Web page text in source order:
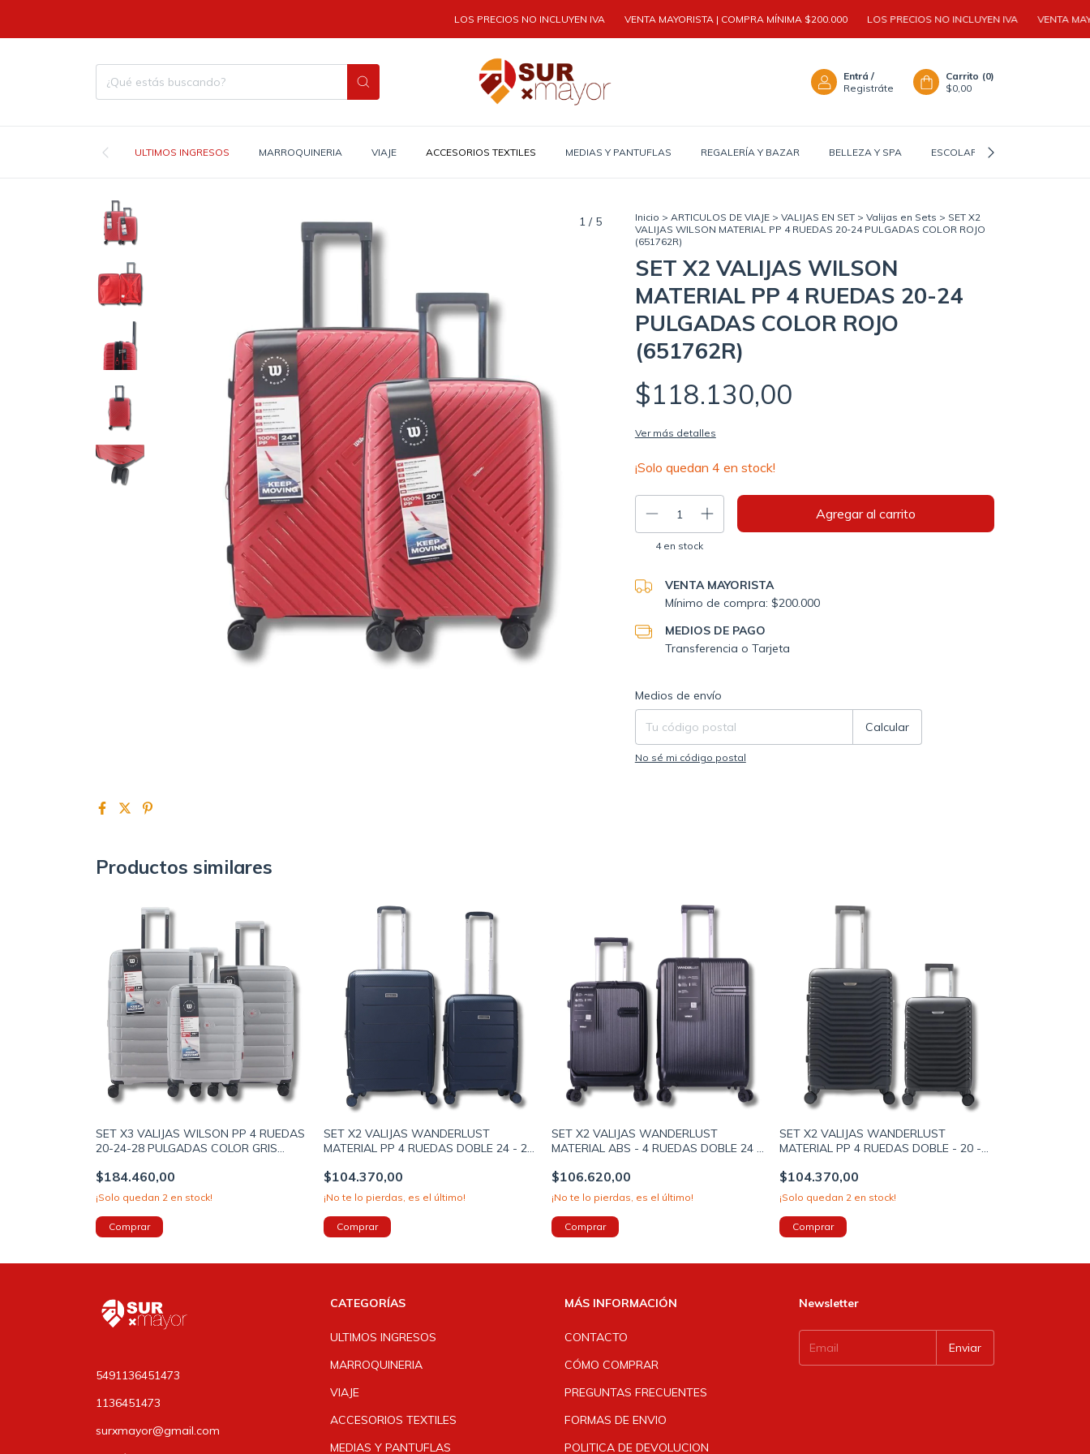
LOS PRECIOS NO INCLUYEN IVA VENTA MAYORISTA | COMPRA MÍNIMA $200.000 LOS PRECIOS NO INCLUYEN IVA VENTA
Entrá /
Registráte
Carrito (0)
$0,00
ULTIMOS INGRESOS MARROQUINERIA VIAJE ACCESORIOS TEXTILES MEDIAS Y PANTUFLAS REGALERÍA Y BAZAR BELLEZA Y SPA ESCOLAR Y TEEN
1/ 5 Inicio > ARTICULOS DE VIAJE > VALIJAS EN SET > Valijas en Sets > SET X2
VALIJAS WILSON MATERIAL PP 4 RUEDAS 20-24 PULGADAS COLOR ROJO
(651762R)
SET X2 VALIJAS WILSON
MATERIAL PP 4 RUEDAS 20-24
PULGADAS COLOR ROJO
(651762R)
$118.130,00
Ver más detalles
¡Solo quedan 4 en stock!
4en stock
VENTA MAYORISTA
Mínimo de compra: $200.000
MEDIOS DE PAGO
Transferencia o Tarjeta
Entregas para el CP:
Medios de envío
Calcular
No sé mi código postal
Productos similares
SET X3 VALIJAS WILSON PP 4 RUEDAS
20-24-28 PULGADAS COLOR GRIS
$184.460,00
¡Solo quedan 2 en stock!
SET X2 VALIJAS WANDERLUST
MATERIAL PP 4 RUEDAS DOBLE 24 - 20
$104.370,00
¡No te lo pierdas, es el último!
SET X2 VALIJAS WANDERLUST
MATERIAL ABS - 4 RUEDAS DOBLE 24 -
$106.620,00
¡No te lo pierdas, es el último!
SET X2 VALIJAS WANDERLUST
MATERIAL PP 4 RUEDAS DOBLE - 20 -
(39728)
$104.370,00
¡Solo quedan 2 en stock!
5491136451473
1136451473
surxmayor@gmail.com
CATEGORÍAS
ULTIMOS INGRESOS
MARROQUINERIA
VIAJE
ACCESORIOS TEXTILES
MEDIAS Y PANTUFLAS
MÁS INFORMACIÓN
CONTACTO
CÓMO COMPRAR
PREGUNTAS FRECUENTES
FORMAS DE ENVIO
POLITICA DE DEVOLUCION
Newsletter